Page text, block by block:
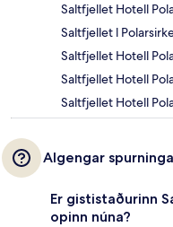
Saltfjellet Hotell
Saltfjellet l
Saltfjellet Hotell
Saltfjellet Hotell
Saltfjellet Hotell
Algengar
Er gististaðurinn
opinn núna?